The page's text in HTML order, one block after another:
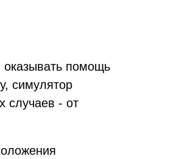
оказывать помощь
симулятор
случаев - от